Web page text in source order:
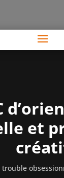
et
trouble